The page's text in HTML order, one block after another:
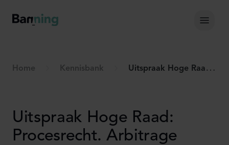
Home Kennisbank Uitspraak Hoge Raad: Procesrecht. Arbitrage (ECLI:NL:HR:2026:98, 23 januari 2026, nr. 24/04670)
Uitspraak Hoge Raad:
Procesrecht. Arbitrage